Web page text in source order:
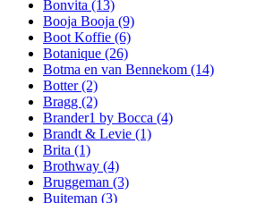
Bonvita (13)
Booja Booja (9)
Boot Koffie (6)
Botanique (26)
Botma en van Bennekom (14)
Botter(2)
Bragg (2)
Brander1 by Bocca (4)
Brandt & Levie (1)
Brita (1)
Brothway (4)
Bruggeman (3)
Buiteman (3)